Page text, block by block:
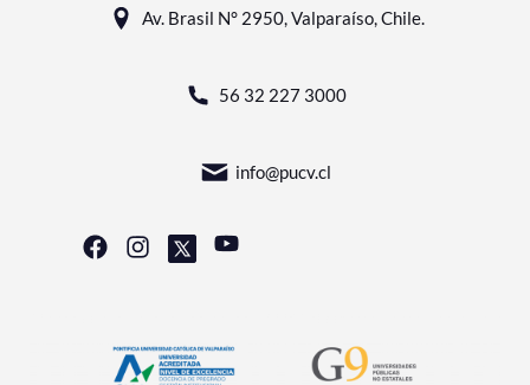
Av. Brasil N° 2950, Valparaíso, Chile.
56 32 227 3000
info@pucv.cl